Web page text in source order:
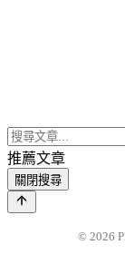
推薦文章
關閉搜尋
© 2026